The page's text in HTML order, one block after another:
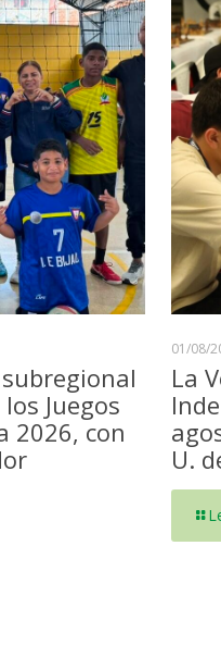
Juegos
2026, con
01/08/
La
U.